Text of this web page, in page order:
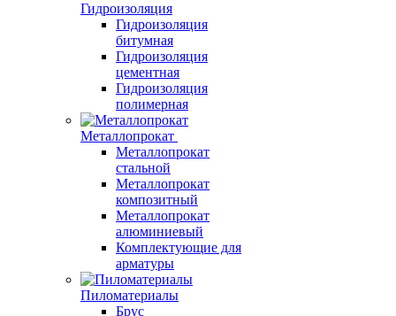
Гидроизоляция
Гидроизоляция
битумная
Гидроизоляция
цементная
Гидроизоляция
полимерная
Металлопрокат
Металлопрокат
стальной
Металлопрокат
композитный
Металлопрокат
алюминиевый
Комплектующие для
арматуры
Пиломатериалы
Брус